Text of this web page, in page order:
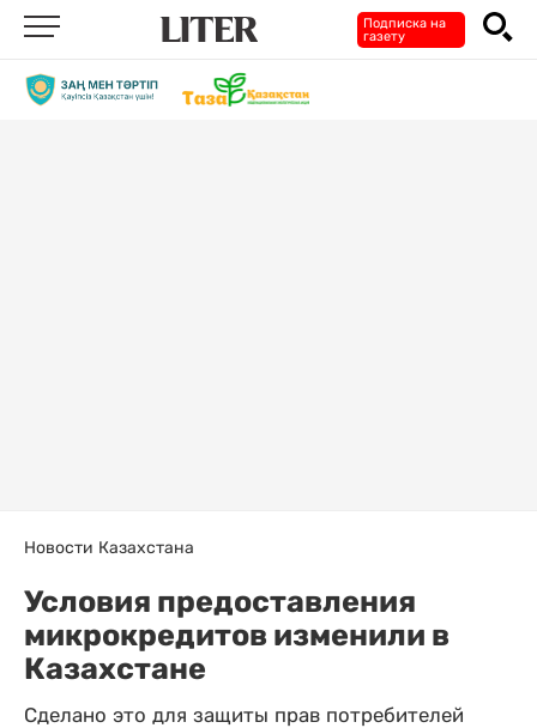
Подписка на
газету
Новости Казахстана
Условия предоставления
микрокредитов изменили в
Казахстане
Сделано это для защиты прав потребителей